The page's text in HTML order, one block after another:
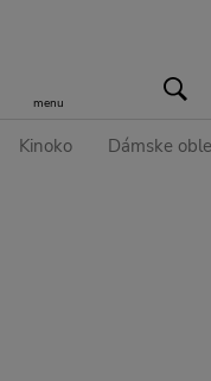
menu
Kinoko Dámske